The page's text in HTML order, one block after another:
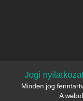
Jogi
Minden jog
A